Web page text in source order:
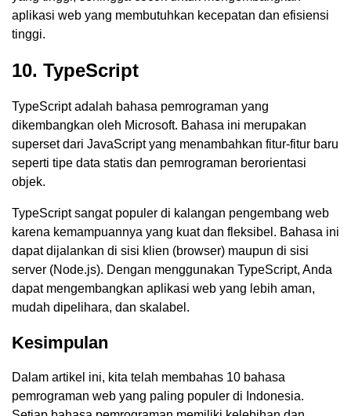
aplikasi web yang membutuhkan kecepatan dan efisiensi
tinggi.
10. TypeScript
TypeScript adalah bahasa pemrograman yang
dikembangkan oleh Microsoft. Bahasa ini merupakan
superset dari JavaScript yang menambahkan fitur-fitur baru
seperti tipe data statis dan pemrograman berorientasi
objek.
TypeScript sangat populer di kalangan pengembang web
karena kemampuannya yang kuat dan fleksibel. Bahasa ini
dapat dijalankan di sisi klien (browser) maupun di sisi
server (Node.js). Dengan menggunakan TypeScript, Anda
dapat mengembangkan aplikasi web yang lebih aman,
mudah dipelihara, dan skalabel.
Kesimpulan
Dalam artikel ini, kita telah membahas 10 bahasa
pemrograman web yang paling populer di Indonesia.